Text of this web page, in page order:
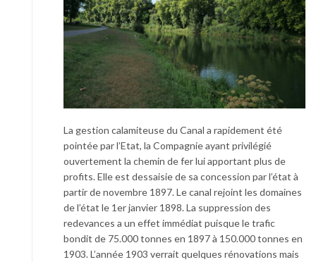
La gestion calamiteuse du Canal a rapidement été
pointée par l’Etat, la Compagnie ayant privilégié
ouvertement la chemin de fer lui apportant plus de
profits. Elle est dessaisie de sa concession par l’état à
partir de novembre 1897. Le canal rejoint les domaines
de l’état le 1er janvier 1898. La suppression des
redevances a un effet immédiat puisque le trafic
bondit de 75.000 tonnes en 1897 à 150.000 tonnes en
1903. L’année 1903 verrait quelques rénovations mais